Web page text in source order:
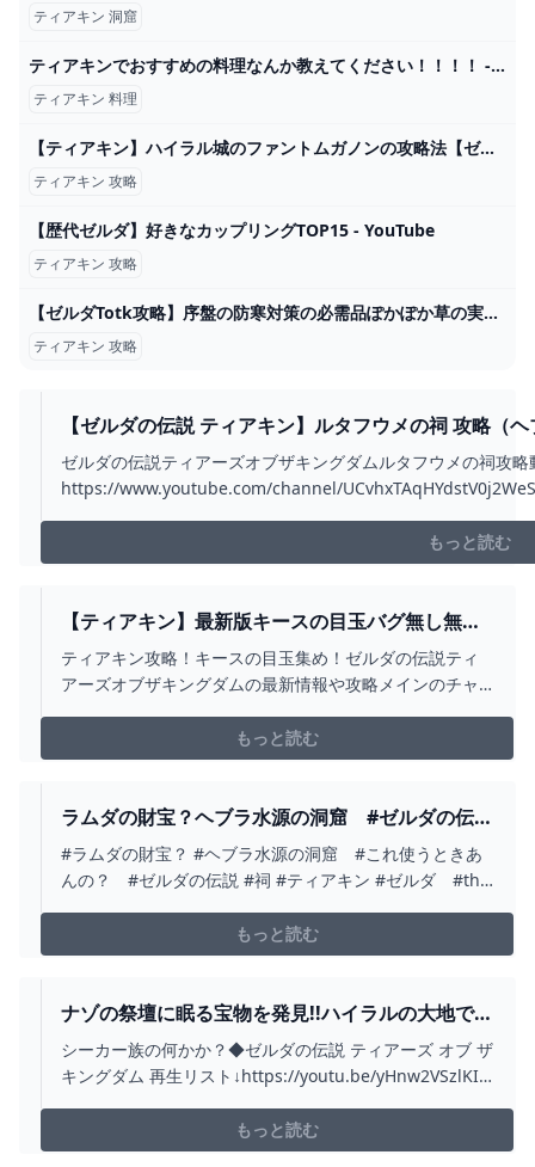
ティアキン 洞窟
ティアキンでおすすめの料理なんか教えてください！！！！ - ゼルダの伝説まとめ速報｜ティアキン｜ブレワイ
ティアキン 料理
【ティアキン】ハイラル城のファントムガノンの攻略法【ゼルダの伝説】 - YouTube
ティアキン 攻略
【歴代ゼルダ】好きなカップリングTOP15 - YouTube
ティアキン 攻略
【ゼルダTotk攻略】序盤の防寒対策の必需品ぽかぽか草の実を効率よく回収できるルートはこちら！ - YouTube
ティアキン 攻略
【ゼルダの伝説 ティアキン】ルタフウメの祠 攻略（
YOUTUBE
ゼルダの伝説ティアーズオブザキングダムルタフウメの祠攻
https://www.youtube.com/channel/
もっと読む
【ティアキン】最新版キースの目玉バグ無し無限
回収が超簡単!!数分で100個余裕ですＷ【ティアー
ズオブザキングダム】 - YOUTUBE
ティアキン攻略！キースの目玉集め！ゼルダの伝説ティ
アーズオブザキングダムの最新情報や攻略メインのチャ
面早めにGETして！https://youtu.be/wb3bkNNi8j4・パ
ラセール不要になるほど遠くに飛ぶ方法
もっと読む
ラムダの財宝？ヘブラ水源の洞窟 #ゼルダの伝説
#祠 #ティアキン #ゼルダ #THE LEGEND OF
ZELDA #TEARS OF KINGDOM - YOUTUBE
#ラムダの財宝？ #ヘブラ水源の洞窟 #これ使うときあ
んの？ #ゼルダの伝説 #祠 #ティアキン #ゼルダ #the
もっと読む
ナゾの祭壇に眠る宝物を発見!!ハイラルの大地で洞
窟探索!!ティアキン最速実況PART7【ゼルダの伝説
ティアーズ オブ ザ キングダム】 - YOUTUBE
シーカー族の何かか？◆ゼルダの伝説 ティアーズ オブ ザ
キングダム 再生リスト↓https://youtu.be/yHnw2VSzlKI?
の伝説 ブレス オブ ザ ワイルド 再生リスト
↓https://youtu.be/dtI...
もっと読む